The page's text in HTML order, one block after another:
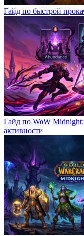
Гайд по быстрой
Гайд по WoW
активности